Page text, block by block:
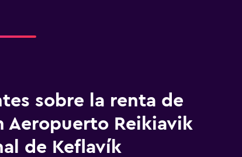
sobre la renta de
Aeropuerto Reikiavik
de Keflavík